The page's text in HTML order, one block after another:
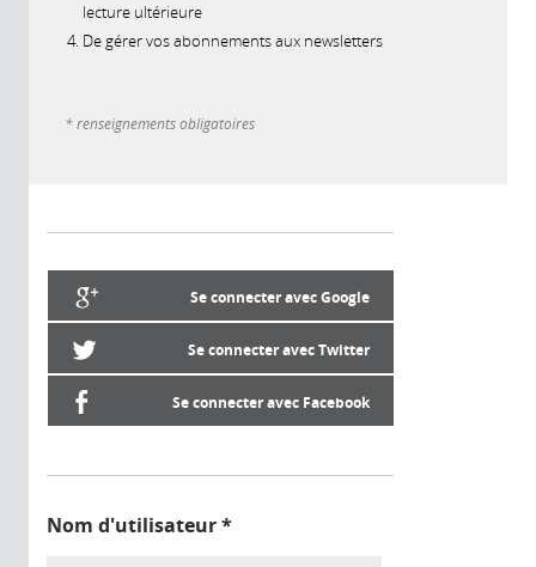
lecture ultérieure
De gérer vos abonnements aux newsletters
* renseignements obligatoires
Se connecter avec Google
Se connecter avec Twitter
Se connecter avec Facebook
Nom d'utilisateur*